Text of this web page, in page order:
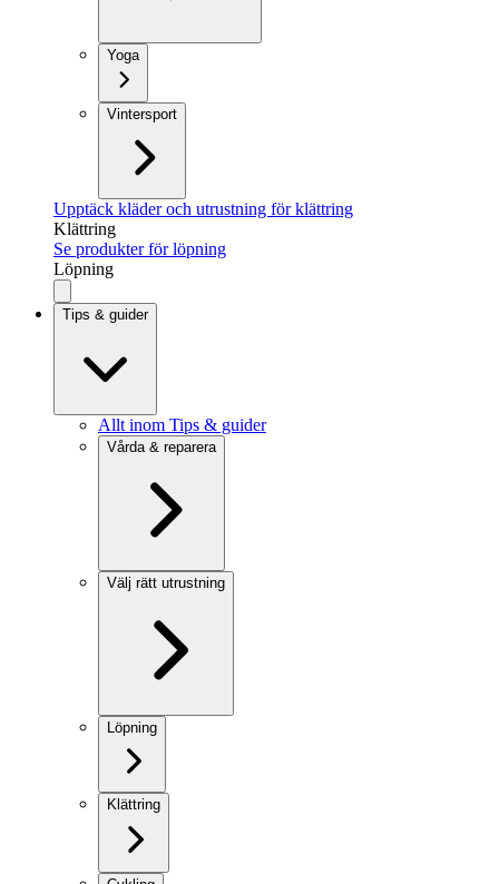
Yoga
Vintersport
Upptäck kläder och utrustning för klättring
Klättring
Se produkter för löpning
Löpning
Tips & guider
Allt inom Tips & guider
Vårda & reparera
Välj rätt utrustning
Löpning
Klättring